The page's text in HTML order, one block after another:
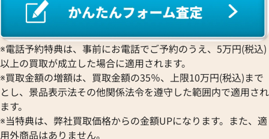
リップ アクアノート
格
9日時点の参考買取価格です
パテック フィリップ アクア
YG
参考買取価格
3,746,000 円
※2021年10月28日時点の参考
す
EPOS
Hermes
エルメス
OMEGA
オメガ
ORIENT
オリエント
ORIS
コンコルド
ジラール・ペルゴ
Sinn
ジン
STOWA
ストーヴァ
SEIKO
セイコー
CENTURY
センチュリー
ZENITH
BREITLING
ブライトリング
Blancpain
ブランパン
BVLGARI
ブルガリ
Breguet
ブレゲ
BULOVA
※電話予約特典は、事前にお電話でご予約のうえ、5万円(税込)
以上の買取が成立した場合に適用されます。
※買取金額の増額は、買取金額の35％、上限10万円(税込)まで
とし、景品表示法その他関係法令を遵守した範囲内で適用され
ます。
※当特典は、弊社買取価格からの金額UPになります。また、適
用外商品はありません。